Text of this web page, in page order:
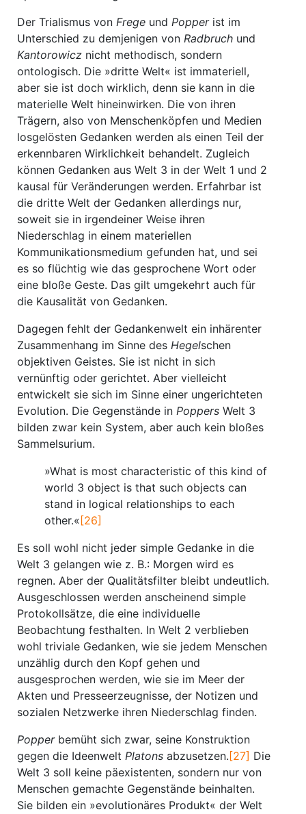
Der Trialismus von Frege und Popperist im
Unterschied zu demjenigen von Radbruch und
Kantorowicz nicht methodisch, sondern
ontologisch. Die »dritte Welt« ist immateriell,
aber sie ist doch wirklich, denn sie kann in die
materielle Welt hineinwirken. Die von ihren
Trägern, also von Menschenköpfen und Medien
losgelösten Gedanken werden als einen Teil der
erkennbaren Wirklichkeit behandelt. Zugleich
können Gedanken aus Welt 3 in der Welt 1 und 2
kausal für Veränderungen werden. Erfahrbar ist
die dritte Welt der Gedanken allerdings nur,
soweit sie in irgendeiner Weise ihren
Niederschlag in einem materiellen
Kommunikations­medium gefunden hat, und sei
es so flüchtig wie das gesprochene Wort oder
eine bloße Geste. Das gilt umgekehrt auch für
die Kausalität von Gedanken.
Dagegen fehlt der Gedankenwelt ein inhärenter
Zusammenhang im Sinne des Hegelschen
objektiven Geistes. Sie ist nicht in sich
vernünftig oder gerichtet. Aber vielleicht
entwickelt sie sich im Sinne einer ungerichteten
Evolution. Die Gegenstände in Poppers Welt 3
bilden zwar kein System, aber auch kein bloßes
Sammelsurium.
»What is most characteristic of this kind of
world 3 object is that such objects can
stand in logical relationships to each
other.« [26]
Es soll wohl nicht jeder simple Gedanke in die
Welt 3 gelangen wie z. B.: Morgen wird es
regnen. Aber der Qualitätsfilter bleibt undeutlich.
Ausgeschlossen werden anscheinend simple
Protokollsätze, die eine individuelle
Beobachtung festhalten. In Welt 2 verblieben
wohl triviale Gedanken, wie sie jedem Menschen
unzählig durch den Kopf gehen und
ausgesprochen werden, wie sie im Meer der
Akten und Presseerzeugnisse, der Notizen und
sozialen Netzwerke ihren Niederschlag finden.
Popperbemüht sich zwar, seine Konstruktion
gegen die Ideenwelt Platons abzusetzen. [27] Die
Welt 3 soll keine päexistenten, sondern nur von
Menschen gemachte Gegenstände beinhalten.
Sie bilden ein »evolutionäres Produkt« der Welt